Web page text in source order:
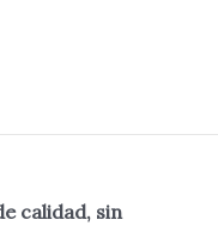
calidad, sin